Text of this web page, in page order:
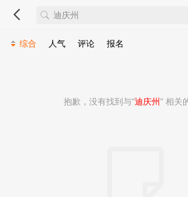
综合 人气 评论 报名
抱歉，没有找到与“迪庆州” 相关